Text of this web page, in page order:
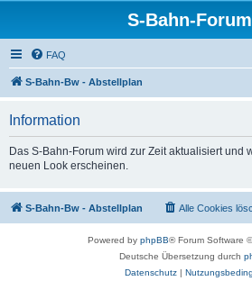
S-Bahn-
FAQ
S-Bahn-Bw - Abstellplan
Information
Das S-Bahn-Forum wird zur Zeit aktualisiert und
neuen Look erscheinen.
S-Bahn-Bw - Abstellplan Alle Cookies
Powered by phpBB® Forum Software
Deutsche Übersetzung durch
Datenschutz|